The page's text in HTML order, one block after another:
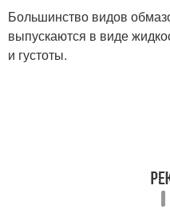
Большинство видов
выпускаются в виде
и густоты.